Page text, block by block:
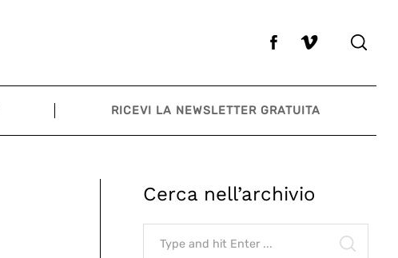
RICEVI LA NEWSLETTER GRATUITA
Cerca nell’archivio
Search
for: